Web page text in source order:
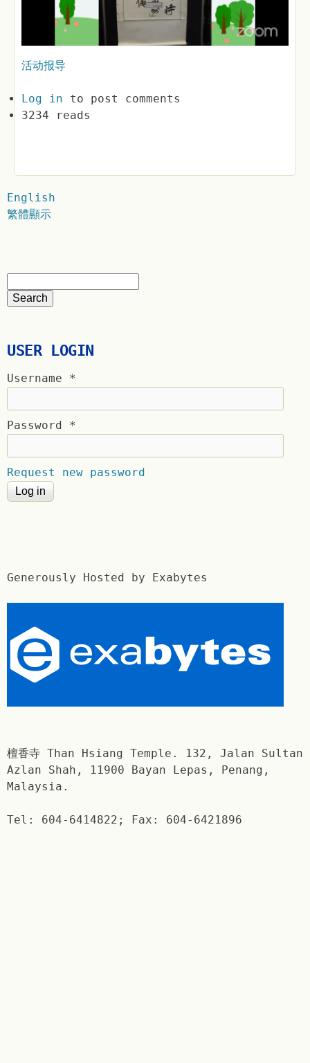
活动报导
Log in to post comments
3234 reads
English
繁體顯示
USER LOGIN
Username *
Password *
Request new password
Generously Hosted by Exabytes
檀香寺 Than Hsiang Temple. 132, Jalan Sultan
Azlan Shah, 11900 Bayan Lepas, Penang,
Malaysia.
Tel: 604-6414822; Fax: 604-6421896